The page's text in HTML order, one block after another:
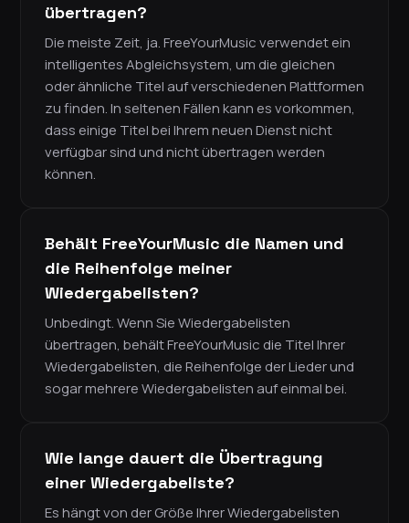
übertragen?
Die meiste Zeit, ja. FreeYourMusic verwendet ein
intelligentes Abgleichsystem, um die gleichen
oder ähnliche Titel auf verschiedenen Plattformen
zu finden. In seltenen Fällen kann es vorkommen,
dass einige Titel bei Ihrem neuen Dienst nicht
verfügbar sind und nicht übertragen werden
können.
Behält FreeYourMusic die Namen und
die Reihenfolge meiner
Wiedergabelisten?
Unbedingt. Wenn Sie Wiedergabelisten
übertragen, behält FreeYourMusic die Titel Ihrer
Wiedergabelisten, die Reihenfolge der Lieder und
sogar mehrere Wiedergabelisten auf einmal bei.
Wie lange dauert die Übertragung
einer Wiedergabeliste?
Es hängt von der Größe Ihrer Wiedergabelisten